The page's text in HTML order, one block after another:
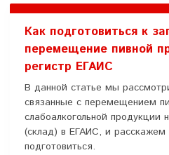
Как подготовиться к
перемещение пивной
регистр ЕГАИС
В данной статье мы
связанные с перемещением
слабоалкогольной продукции
(склад) в ЕГАИС, и расскажем
подготовиться.